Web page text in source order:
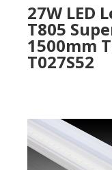
27W LED
T805
1500mm
T027S52